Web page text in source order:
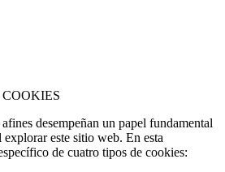
desempeñan un papel fundamental
este sitio web. En esta
de cuatro tipos de cookies: